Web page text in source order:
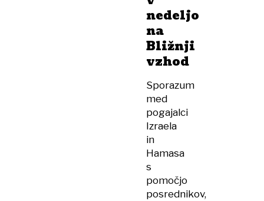
nedeljo
na
Bližnji
vzhod
Sporazum
med
pogajalci
Izraela
in
Hamasa
s
pomočjo
posrednikov,